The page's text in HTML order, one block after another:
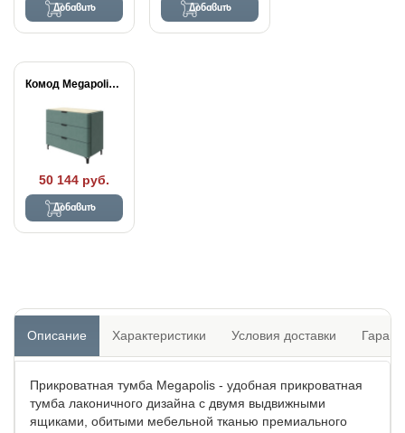
Добавить Добавить
Комод Megapolis (3...
50 144 руб.
Добавить
Описание Характеристики Условия доставки
Прикроватная тумба Megapolis - удобная прикроватная
тумба лаконичного дизайна с двумя выдвижными
ящиками, обитыми мебельной тканью премиального